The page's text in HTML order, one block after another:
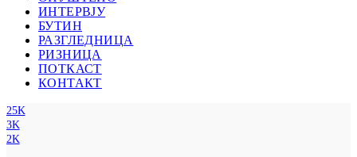
ИНТЕРВЈУ
БУТИН
РАЗГЛЕДНИЦА
РИЗНИЦА
ПОТКАСТ
КОНТАКТ
25K
3K
2K